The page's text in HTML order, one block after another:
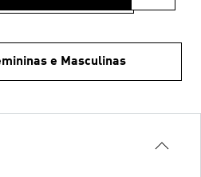
e Masculinas